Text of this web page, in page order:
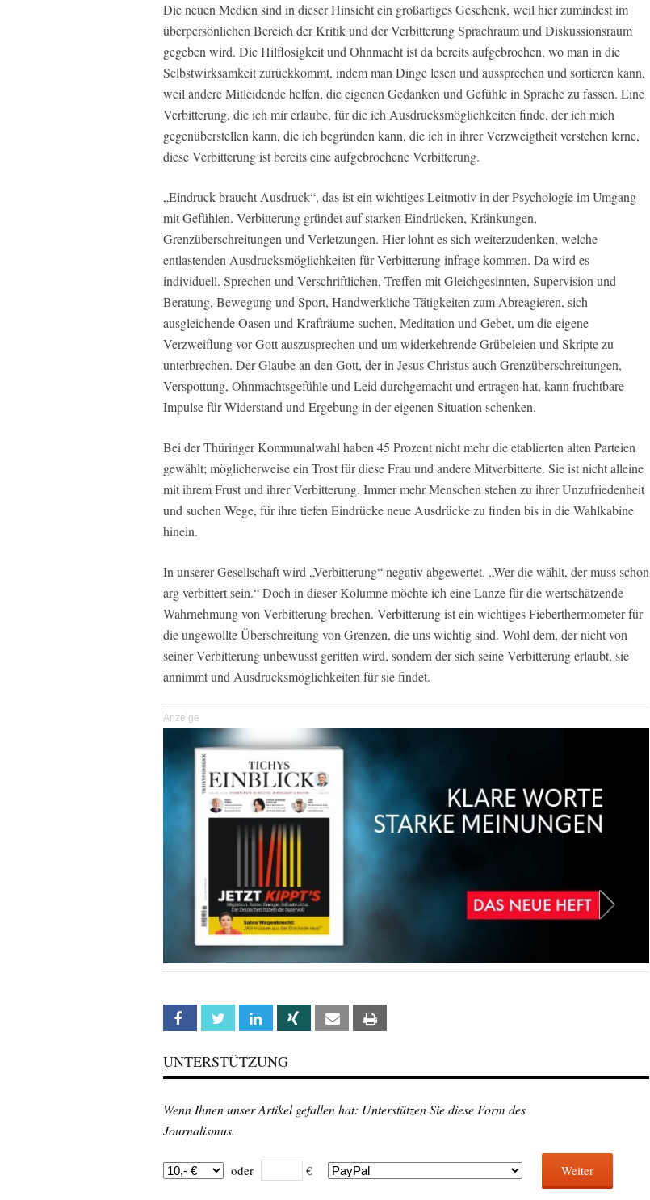
Die neuen Medien sind in dieser Hinsicht ein großartiges Geschenk, weil hier zumindest im
überpersönlichen Bereich der Kritik und der Verbitterung Sprachraum und Diskussionsraum
gegeben wird. Die Hilflosigkeit und Ohnmacht ist da bereits aufgebrochen, wo man in die
Selbstwirksamkeit zurückkommt, indem man Dinge lesen und aussprechen und sortieren kann,
weil andere Mitleidende helfen, die eigenen Gedanken und Gefühle in Sprache zu fassen. Eine
Verbitterung, die ich mir erlaube, für die ich Ausdrucksmöglichkeiten finde, der ich mich
gegenüberstellen kann, die ich begründen kann, die ich in ihrer Verzweigtheit verstehen lerne,
diese Verbitterung ist bereits eine aufgebrochene Verbitterung.
„Eindruck braucht Ausdruck“, das ist ein wichtiges Leitmotiv in der Psychologie im Umgang
mit Gefühlen. Verbitterung gründet auf starken Eindrücken, Kränkungen,
Grenzüberschreitungen und Verletzungen. Hier lohnt es sich weiterzudenken, welche
entlastenden Ausdrucksmöglichkeiten für Verbitterung infrage kommen. Da wird es
individuell. Sprechen und Verschriftlichen, Treffen mit Gleichgesinnten, Supervision und
Beratung, Bewegung und Sport, Handwerkliche Tätigkeiten zum Abreagieren, sich
ausgleichende Oasen und Krafträume suchen, Meditation und Gebet, um die eigene
Verzweiflung vor Gott auszusprechen und um widerkehrende Grübeleien und Skripte zu
unterbrechen. Der Glaube an den Gott, der in Jesus Christus auch Grenzüberschreitungen,
Verspottung, Ohnmachtsgefühle und Leid durchgemacht und ertragen hat, kann fruchtbare
Impulse für Widerstand und Ergebung in der eigenen Situation schenken.
Bei der Thüringer Kommunalwahl haben 45 Prozent nicht mehr die etablierten alten Parteien
gewählt; möglicherweise ein Trost für diese Frau und andere Mitverbitterte. Sie ist nicht alleine
mit ihrem Frust und ihrer Verbitterung. Immer mehr Menschen stehen zu ihrer Unzufriedenheit
und suchen Wege, für ihre tiefen Eindrücke neue Ausdrücke zu finden bis in die Wahlkabine
hinein.
In unserer Gesellschaft wird „Verbitterung“ negativ abgewertet. „Wer die wählt, der muss schon
arg verbittert sein.“ Doch in dieser Kolumne möchte ich eine Lanze für die wertschätzende
Wahrnehmung von Verbitterung brechen. Verbitterung ist ein wichtiges Fieberthermometer für
die ungewollte Überschreitung von Grenzen, die uns wichtig sind. Wohl dem, der nicht von
seiner Verbitterung unbewusst geritten wird, sondern der sich seine Verbitterung erlaubt, sie
annimmt und Ausdrucksmöglichkeiten für sie findet.
Anzeige
Facebook Twitter Linkedin Xing Email
UNTERSTÜTZUNG
Wenn Ihnen unser Artikel gefallen hat: Unterstützen Sie diese Form des
Journalismus.
oder € Weiter